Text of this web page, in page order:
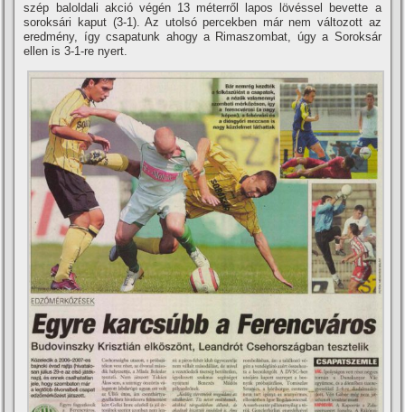
szép baloldali akció végén 13 méterről lapos lövéssel bevette a
soroksári kaput (3-1). Az utolsó percekben már nem változott az
eredmény, í­gy csapatunk ahogy a Rimaszombat, úgy a Soroksár
ellen is 3-1-re nyert.